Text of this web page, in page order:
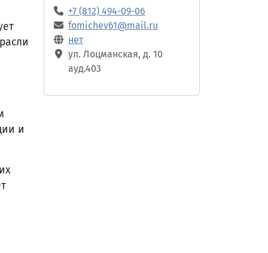
и
+7 (812) 494-09-06
fomichev61@mail.ru
нет
ул. Лоцманская, д. 10
ауд.403